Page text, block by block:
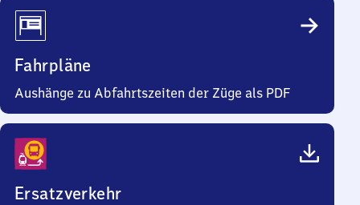
Fahrpläne
Aushänge zu Abfahrtszeiten der Züge als PDF
Ersatzverkehr